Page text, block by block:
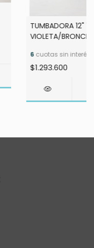
TUMBADORA 12" 1/
VIOLETA/BRONCE
6 cuotas sin interés
$1.293.600